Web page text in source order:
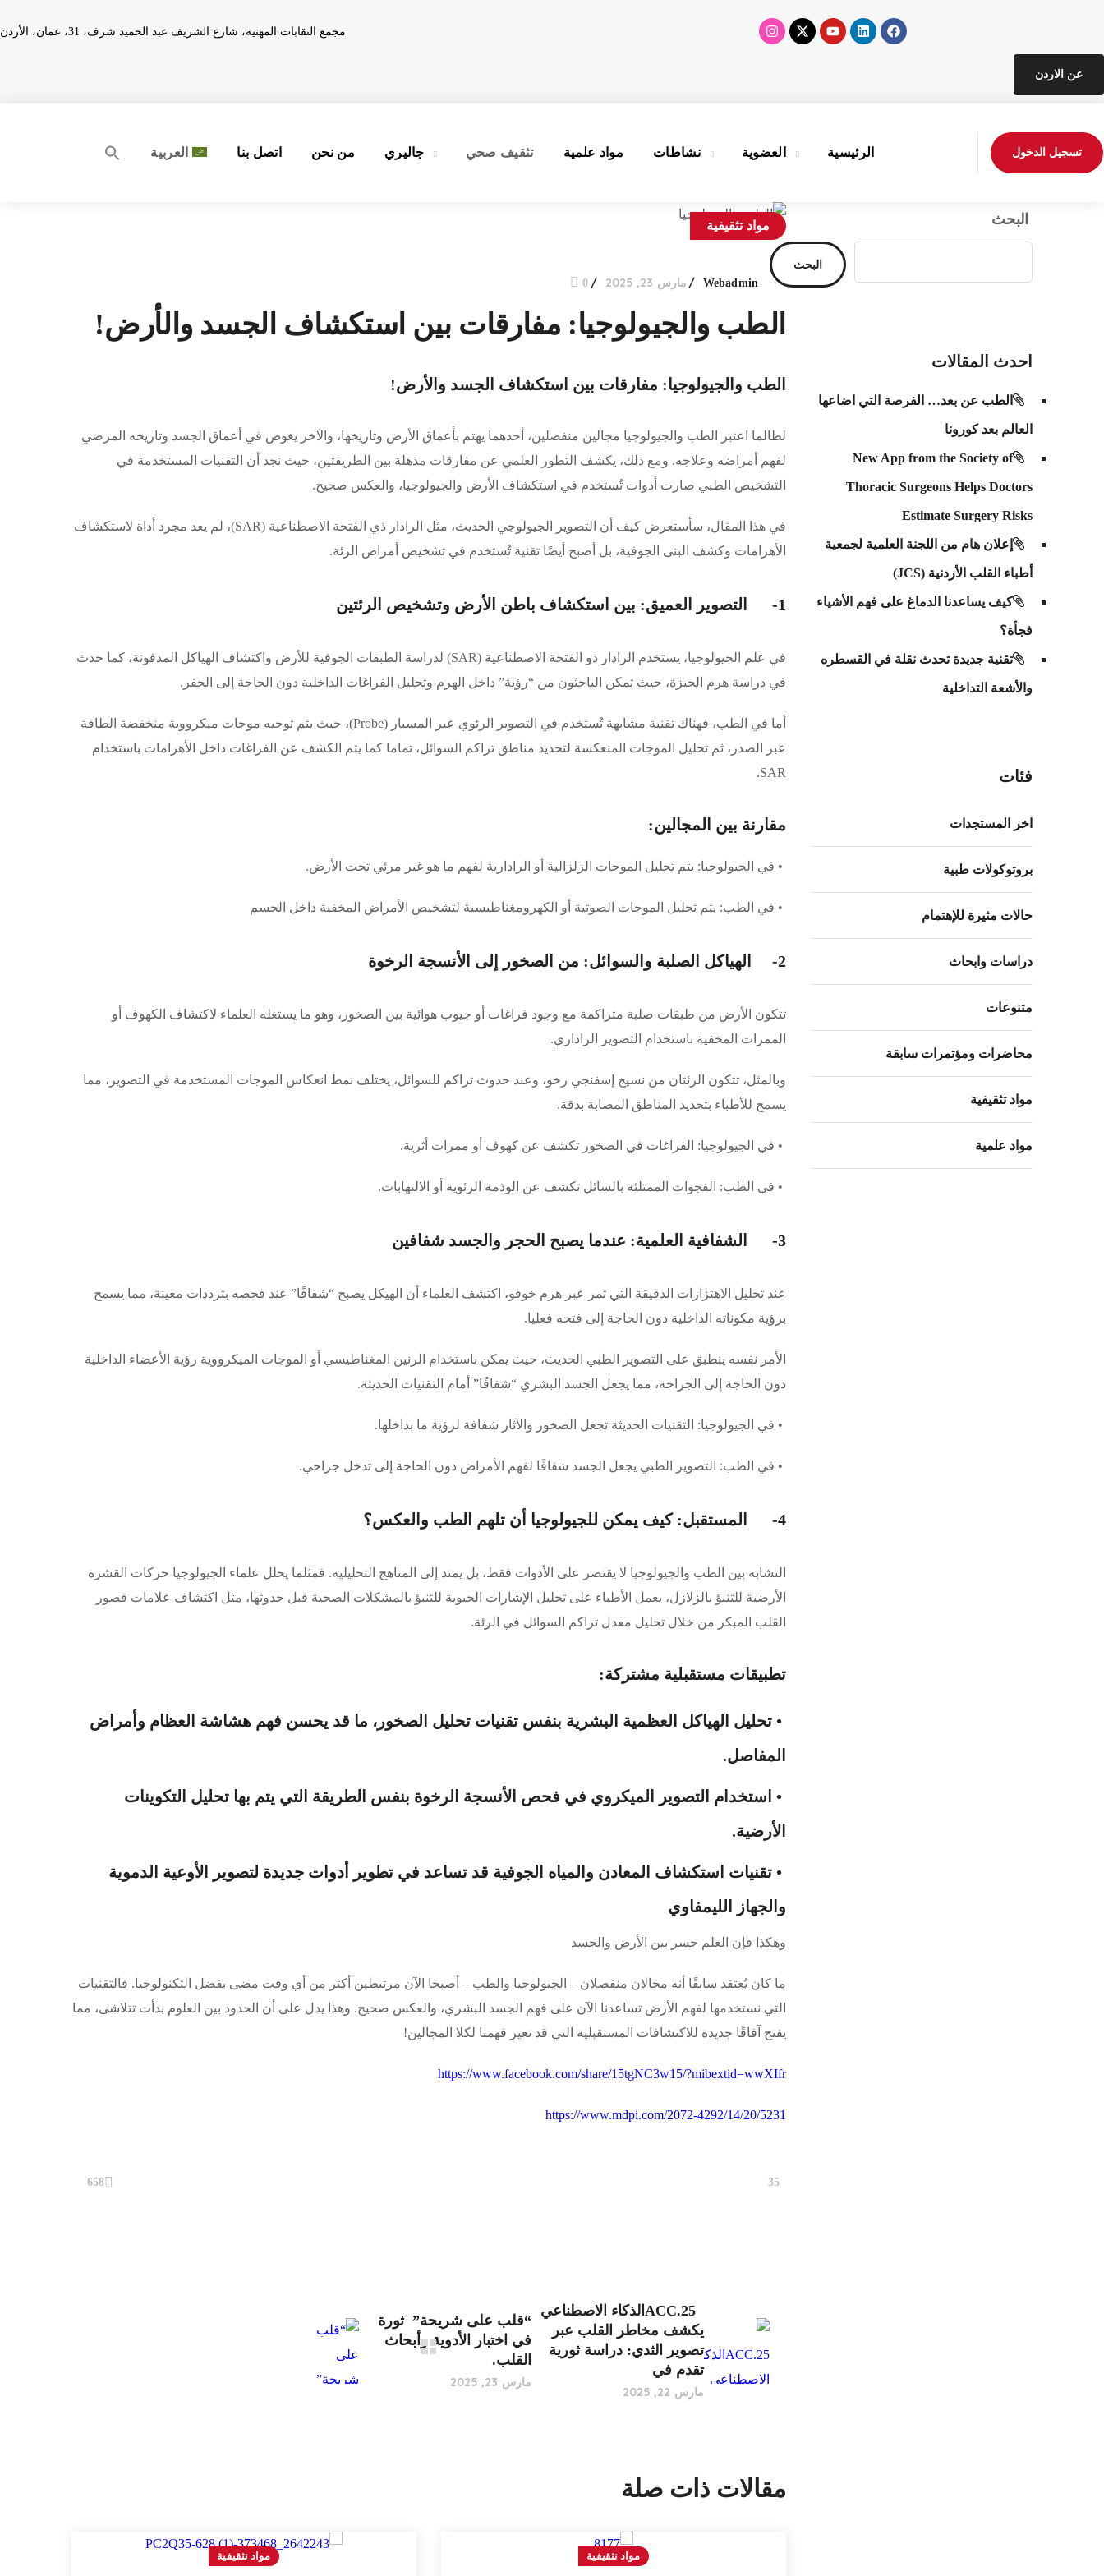
مجمع النقابات المهنية، شارع الشريف عبد الحميد شرف، 31، عمان، الأردن
عن الاردن
الرئيسية العضوية نشاطات مواد علمية تثقيف صحي جاليري من نحن اتصل بنا العربية تسجيل الدخول
مواد تثقيفية
Webadmin مارس 23, 2025 0
الطب والجيولوجيا: مفارقات بين استكشاف الجسد والأرض!
الطب والجيولوجيا: مفارقات بين استكشاف الجسد والأرض!
لطالما اعتبر الطب والجيولوجيا مجالين منفصلين، أحدهما يهتم بأعماق الأرض وتاريخها، والآخر يغوص في أعماق الجسد وتاريخه المرضي
لفهم أمراضه وعلاجه. ومع ذلك، يكشف التطور العلمي عن مفارقات مذهلة بين الطريقتين، حيث نجد أن التقنيات المستخدمة في
التشخيص الطبي صارت أدوات تُستخدم في استكشاف الأرض والجيولوجيا، والعكس صحيح.
في هذا المقال، سأستعرض كيف أن التصوير الجيولوجي الحديث، مثل الرادار ذي الفتحة الاصطناعية (SAR)، لم يعد مجرد أداة لاستكشاف
الأهرامات وكشف البنى الجوفية، بل أصبح أيضًا تقنية تُستخدم في تشخيص أمراض الرئة.
1- التصوير العميق: بين استكشاف باطن الأرض وتشخيص الرئتين
في علم الجيولوجيا، يستخدم الرادار ذو الفتحة الاصطناعية (SAR) لدراسة الطبقات الجوفية للأرض واكتشاف الهياكل المدفونة، كما حدث
في دراسة هرم الحيزة، حيث تمكن الباحثون من “رؤية” داخل الهرم وتحليل الفراغات الداخلية دون الحاجة إلى الحفر.
أما في الطب، فهناك تقنية مشابهة تُستخدم في التصوير الرئوي عير المسبار (Probe)، حيث يتم توجيه موجات ميكرووية منخفضة الطاقة
عبر الصدر، ثم تحليل الموجات المنعكسة لتحديد مناطق تراكم السوائل، تماما كما يتم الكشف عن الفراغات داخل الأهرامات باستخدام
SAR.
مقارنة بين المجالين:
• في الجيولوجيا: يتم تحليل الموجات الزلزالية أو الرادارية لفهم ما هو غير مرئي تحت الأرض.
• في الطب: يتم تحليل الموجات الصوتية أو الكهرومغناطيسية لتشخيص الأمراض المخفية داخل الجسم
2- الهياكل الصلبة والسوائل: من الصخور إلى الأنسجة الرخوة
تتكون الأرض من طبقات صلبة متراكمة مع وجود فراغات أو جيوب هوائية بين الصخور، وهو ما يستغله العلماء لاكتشاف الكهوف أو
الممرات المخفية باستخدام التصوير الراداري.
وبالمثل، تتكون الرئتان من نسيج إسفنجي رخو، وعند حدوث تراكم للسوائل، يختلف نمط انعكاس الموجات المستخدمة في التصوير، مما
يسمح للأطباء بتحديد المناطق المصابة بدقة.
• في الجيولوجيا: الفراغات في الصخور تكشف عن كهوف أو ممرات أثرية.
• في الطب: الفجوات الممتلئة بالسائل تكشف عن الوذمة الرئوية أو الالتهابات.
3- الشفافية العلمية: عندما يصبح الحجر والجسد شفافين
عند تحليل الاهتزازات الدقيقة التي تمر عبر هرم خوفو، اكتشف العلماء أن الهيكل يصبح “شفافًا” عند فحصه بترددات معينة، مما يسمح
برؤية مكوناته الداخلية دون الحاجة إلى فتحه فعليا.
الأمر نفسه ينطبق على التصوير الطبي الحديث، حيث يمكن باستخدام الرنين المغناطيسي أو الموجات الميكرووية رؤية الأعضاء الداخلية
دون الحاجة إلى الجراحة، مما يجعل الجسد البشري “شفافًا” أمام التقنيات الحديثة.
• في الجيولوجيا: التقنيات الحديثة تجعل الصخور والآثار شفافة لرؤية ما بداخلها.
• في الطب: التصوير الطبي يجعل الجسد شفافًا لفهم الأمراض دون الحاجة إلى تدخل جراحي.
4- المستقبل: كيف يمكن للجيولوجيا أن تلهم الطب والعكس؟
التشابه بين الطب والجيولوجيا لا يقتصر على الأدوات فقط، بل يمتد إلى المناهج التحليلية. فمثلما يحلل علماء الجيولوجيا حركات القشرة
الأرضية للتنبؤ بالزلازل، يعمل الأطباء على تحليل الإشارات الحيوية للتنبؤ بالمشكلات الصحية قبل حدوثها، مثل اكتشاف علامات قصور
القلب المبكر من خلال تحليل معدل تراكم السوائل في الرئة.
تطبيقات مستقبلية مشتركة:
• تحليل الهياكل العظمية البشرية بنفس تقنيات تحليل الصخور، ما قد يحسن فهم هشاشة العظام وأمراض
المفاصل.
• استخدام التصوير الميكروي في فحص الأنسجة الرخوة بنفس الطريقة التي يتم بها تحليل التكوينات
الأرضية.
• تقنيات استكشاف المعادن والمياه الجوفية قد تساعد في تطوير أدوات جديدة لتصوير الأوعية الدموية
والجهاز الليمفاوي
وهكذا فإن العلم جسر بين الأرض والجسد
ما كان يُعتقد سابقًا أنه مجالان منفصلان – الجيولوجيا والطب – أصبحا الآن مرتبطين أكثر من أي وقت مضى بفضل التكنولوجيا. فالتقنيات
التي نستخدمها لفهم الأرض تساعدنا الآن على فهم الجسد البشري، والعكس صحيح. وهذا يدل على أن الحدود بين العلوم بدأت تتلاشى، مما
يفتح آفاقًا جديدة للاكتشافات المستقبلية التي قد تغير فهمنا لكلا المجالين!
https://www.facebook.com/share/15tgNC3w15/?mibextid=wwXIfr
https://www.mdpi.com/2072-4292/14/20/5231
658 35
ACC.25الذكاء الاصطناعي
يكشف مخاطر القلب عبر
تصوير الثدي: دراسة ثورية
تقدم في
مارس 22, 2025
“قلب على شريحة” ثورة
في اختبار الأدوية وأبحاث
القلب.
مارس 23, 2025
مقالات ذات صلة
مواد تثقيفية مواد تثقيفية
البحث
البحث
احدث المقالات
الطب عن بعد… الفرصة التي اضاعها
العالم بعد كورونا
New App from the Society of
Thoracic Surgeons Helps Doctors
Estimate Surgery Risks
إعلان هام من اللجنة العلمية لجمعية
أطباء القلب الأردنية (JCS)
كيف يساعدنا الدماغ على فهم الأشياء
فجأة؟
تقنية جديدة تحدث نقلة في القسطره
والأشعة التداخلية
فئات
اخر المستجدات
بروتوكولات طبية
حالات مثيرة للإهتمام
دراسات وابحاث
متنوعات
محاضرات ومؤتمرات سابقة
مواد تثقيفية
مواد علمية